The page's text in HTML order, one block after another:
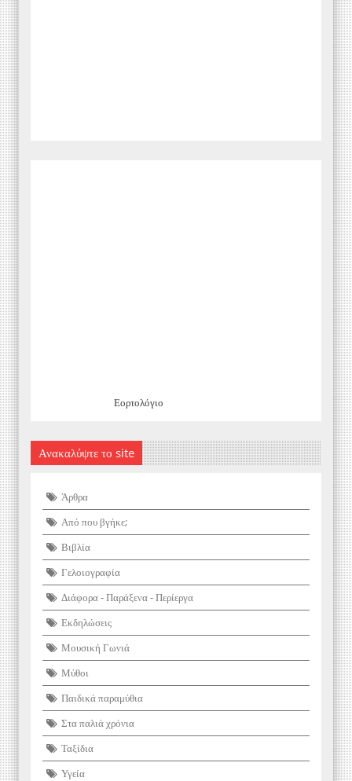
Εορτολόγιο
Ανακαλύψτε το site
Άρθρα
Από που βγήκε;
Βιβλία
Γελοιογραφία
Διάφορα - Παράξενα - Περίεργα
Εκδηλώσεις
Μουσική Γωνιά
Μύθοι
Παιδικά παραμύθια
Στα παλιά χρόνια
Ταξίδια
Υγεία